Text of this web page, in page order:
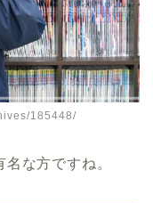
185448/
な方ですね。